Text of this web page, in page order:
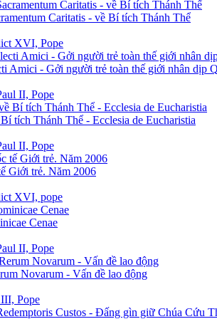
Caritatis - về Bí tích Thánh Thể
XVI, Pope
Amici - Gởi người trẻ toàn thế giới nhân dịp
II, Pope
tích Thánh Thể - Ecclesia de Eucharistia
II, Pope
Giới trẻ. Năm 2006
XVI, pope
Cenae
II, Pope
Novarum - Vấn đề lao động
Pope